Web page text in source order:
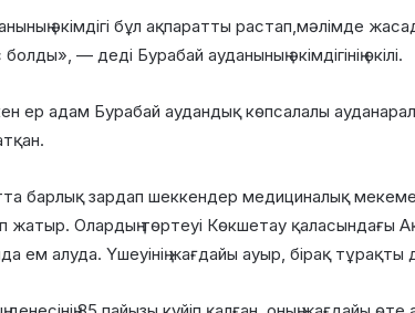
әкімдігі бұл ақпаратты растап,мәлімде
— деді Бурабай ауданының әкімдігінің өкілі.
ер адам Бурабай аудандық көпсалалы
барлық зардап шеккендер медициналық
жатыр. Олардың төртеуі Көкшетау қаласындағы
ем алуда. Үшеуінің жағдайы ауыр, бірақ тұрақты